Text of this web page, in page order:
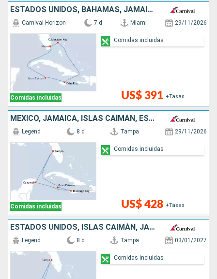
ESTADOS UNIDOS, BAHAMAS, JAMAICA, ISLAS CAIMÁN
Comidas incluidas
Carnival Horizon 7 d Miami 29/11/2026
US$ 391 +Tasas
Comidas incluidas
MÉXICO, JAMAICA, ISLAS CAIMÁN, ESTADOS UNIDOS
Comidas incluidas
Legend 8 d Tampa 29/11/2026
US$ 428 +Tasas
Comidas incluidas
ESTADOS UNIDOS, ISLAS CAIMÁN, JAMAICA, MÉXICO
Legend 8 d Tampa 03/01/2027
Comidas incluidas